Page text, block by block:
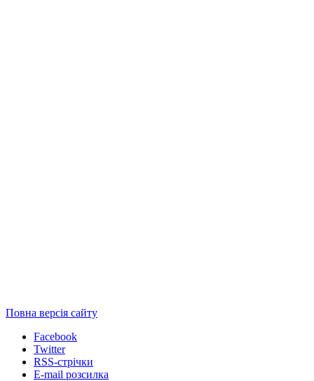
Повна версія сайту
Facebook
Twitter
RSS-стрічки
E-mail розсилка